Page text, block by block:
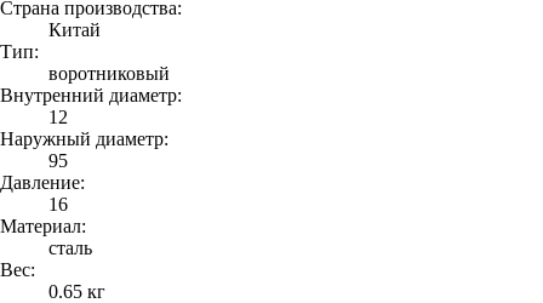
Страна производства:
Китай
Тип:
воротниковый
Внутренний диаметр:
12
Наружный диаметр:
95
Давление:
16
Материал:
сталь
Вес:
0.65 кг